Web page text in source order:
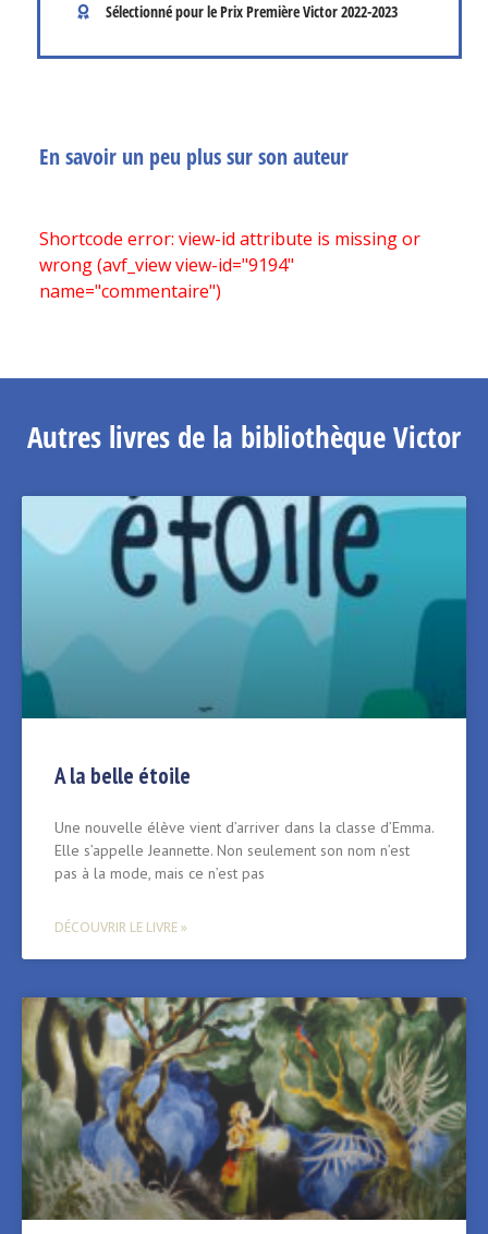
Sélectionné pour le Prix Première Victor2022-2023
En savoir un peu plus sur son auteur
Shortcode error: view-id attribute is missing or
wrong (avf_view view-id="9194"
name="commentaire")
Autres livres de la bibliothèque Victor
A la belle étoile
Une nouvelle élève vient d’arriver dans la classe d’Emma.
Elle s’appelle Jeannette. Non seulement son nom n’est
pas à la mode, mais ce n’est pas
DÉCOUVRIR LE LIVRE »